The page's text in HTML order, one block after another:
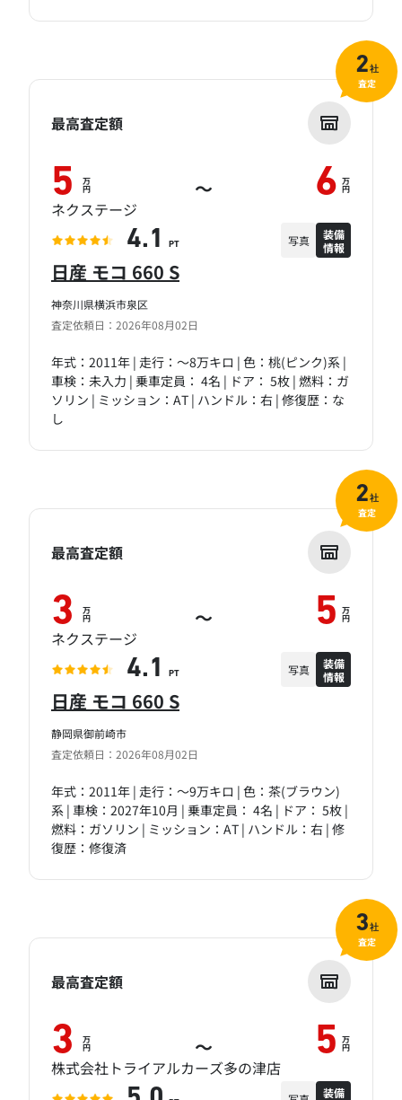
神奈川県横浜市泉区
査定依頼日：2026年08月02日
日産 モコ 660 S
年式：2011年 | 走行：～8万キロ | 色：桃(ピンク)系 |
車検：未入力 | 乗車定員： 4名 | ドア： 5枚 | 燃料：ガ
ソリン | ミッション：AT | ハンドル：右 | 修復歴：な
し
最高査定額
5 万
円 ～ 6 万
円
ネクステージ
4.1 PT 写真
装備
情報
2社
査定
静岡県御前崎市
査定依頼日：2026年08月02日
日産 モコ 660 S
年式：2011年 | 走行：～9万キロ | 色：茶(ブラウン)
系 | 車検：2027年10月 | 乗車定員： 4名 | ドア： 5枚 |
燃料：ガソリン | ミッション：AT | ハンドル：右 | 修
復歴：修復済
最高査定額
3 万
円 ～ 5 万
円
ネクステージ
4.1 PT 写真
装備
情報
2社
査定
最高査定額
3 万
円 ～ 5 万
円
株式会社トライアルカーズ多の津店
装備
3社
査定